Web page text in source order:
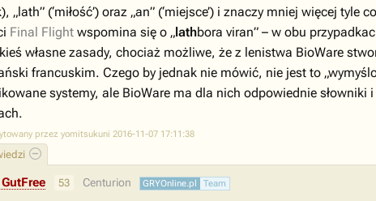
„lath” (‘miłość’) oraz „an” (‘miejsce’) i znaczy mniej więcej
Final Flight wspomina się o „lathbora viran” – w obu
własne zasady, chociaż możliwe, że z lenistwa BioWare
francuskim. Czego by jednak nie mówić, nie jest to
systemy, ale BioWare ma dla nich odpowiednie
przez yomitsukuni 2016-11-07 17:11:38
53 Centurion GRYOnline.pl Team